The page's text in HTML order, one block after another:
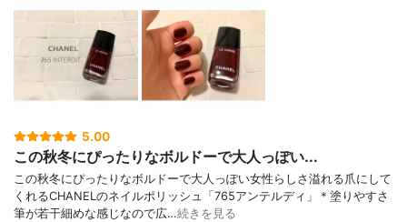
5.00
この秋冬にぴったりなボルドーで大人っぽい...
この秋冬にぴったりなボルドーで大人っぽい女性らしさ溢れる爪にして
くれるCHANELのネイルポリッシュ「765アンテルディ」＊塗りやすさ
筆が若干細めな感じなので広…続きを見る